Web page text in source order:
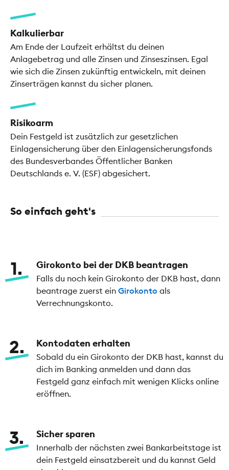
Kalkulierbar
Am Ende der Laufzeit erhältst du deinen
Anlagebetrag und alle Zinsen und Zinseszinsen. Egal
wie sich die Zinsen zukünftig entwickeln, mit deinen
Zinserträgen kannst du sicher planen.
Risikoarm
Dein Festgeld ist zusätzlich zur gesetzlichen
Einlagensicherung über den Einlagensicherungsfonds
des Bundesverbandes Öffentlicher Banken
Deutschlands e. V. (ESF) abgesichert.
So einfach geht's
1 Girokonto bei der DKB beantragen
Falls du noch kein Girokonto der DKB hast, dann
beantrage zuerst ein Girokonto als
Verrechnungskonto.
2 Kontodaten erhalten
Sobald du ein Girokonto der DKB hast, kannst du
dich im Banking anmelden und dann das
Festgeld ganz einfach mit wenigen Klicks online
eröffnen.
3 Sicher sparen
Innerhalb der nächsten zwei Bankarbeitstage ist
dein Festgeld einsatzbereit und du kannst Geld